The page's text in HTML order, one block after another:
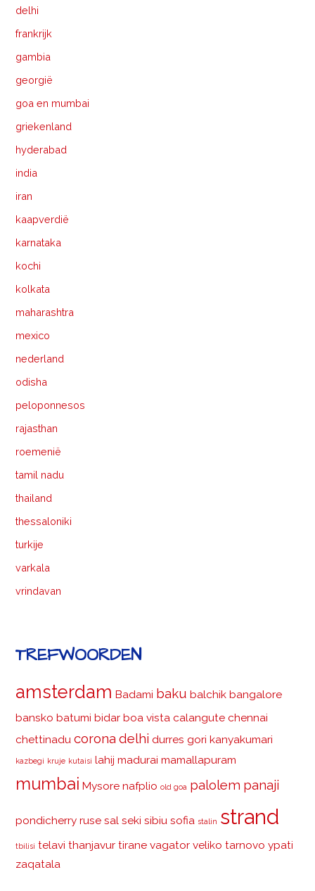
delhi
frankrijk
gambia
georgië
goa en mumbai
griekenland
hyderabad
india
iran
kaapverdië
karnataka
kochi
kolkata
maharashtra
mexico
nederland
odisha
peloponnesos
rajasthan
roemenië
tamil nadu
thailand
thessaloniki
turkije
varkala
vrindavan
TREFWOORDEN
amsterdam Badami baku balchik bangalore
bansko batumi bidar boa vista calangute chennai
chettinadu corona delhi durres gori kanyakumari
kazbegi kruje kutaisi lahij madurai mamallapuram
mumbai Mysore nafplio old goa palolem panaji
pondicherry ruse sal seki sibiu sofia stalin strand
tbilisi telavi thanjavur tirane vagator veliko tarnovo ypati
zaqatala